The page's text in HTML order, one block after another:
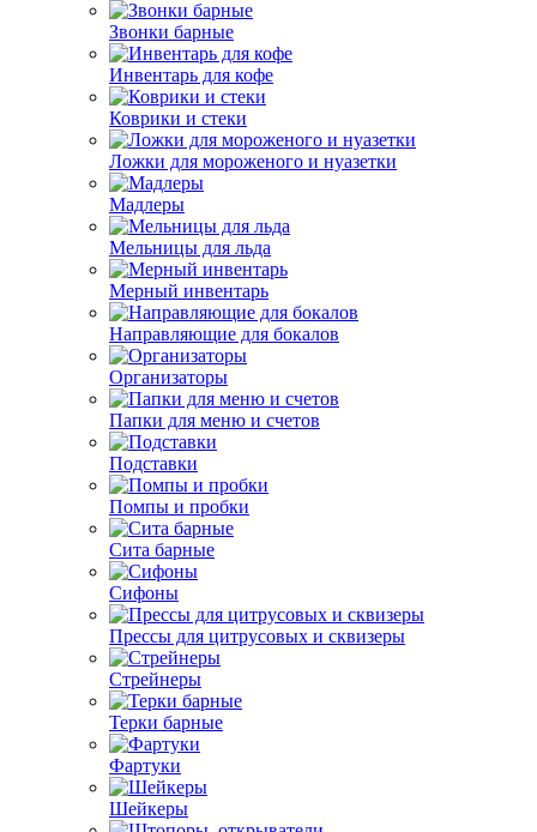
Звонки барные
Инвентарь для кофе
Коврики и стеки
Ложки для мороженого и нуазетки
Мадлеры
Мельницы для льда
Мерный инвентарь
Направляющие для бокалов
Организаторы
Папки для меню и счетов
Подставки
Помпы и пробки
Сита барные
Сифоны
Прессы для цитрусовых и сквизеры
Стрейнеры
Терки барные
Фартуки
Шейкеры